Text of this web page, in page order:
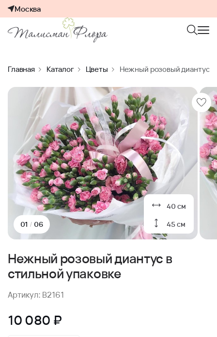
Москва
Главная Каталог Цветы Нежный розовый диантус в
40 см
45 см
01 / 06
Нежный розовый диантус в
стильной упаковке
Артикул: B2161
10 080 ₽